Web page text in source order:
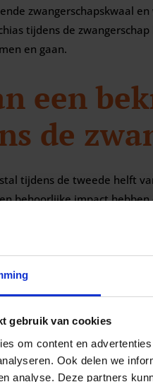
gebruik van cookies
om content en
Ook delen we
analyse. Deze partners
zwangerschapskwaal
tijdens de
en gaan.
een
de
tijdens de tweede helft
behoorlijke impact
en daardoor kan het
zenuw
benen of billen.